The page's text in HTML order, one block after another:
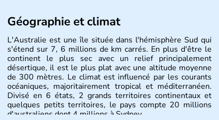
Géographie et climat
L'Australie est une île située dans l'hémisphère Sud qui
s'étend sur 7, 6 millions de km carrés. En plus d'être le
continent le plus sec avec un relief principalement
désertique, il est le plus plat avec une altitude moyenne
de 300 mètres. Le climat est influencé par les courants
océaniques, majoritairement tropical et méditerranéen.
Divisé en 6 états, 2 grands territoires continentaux et
quelques petits territoires, le pays compte 20 millions
d'australiens dont 4 millions à Sydney.